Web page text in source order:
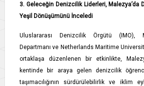
3. Geleceğin Denizcilik Liderleri, Malezya’da
Yeşil Dönüşümünü İnceledi
Uluslararası Denizcilik Örgütü (IMO),
Departmanı ve Netherlands Maritime
ortaklaşa düzenlenen bir etkinlikte,
kentinde bir araya gelen denizcilik
taşımacılığının sürdürülebilirlik ve iklim